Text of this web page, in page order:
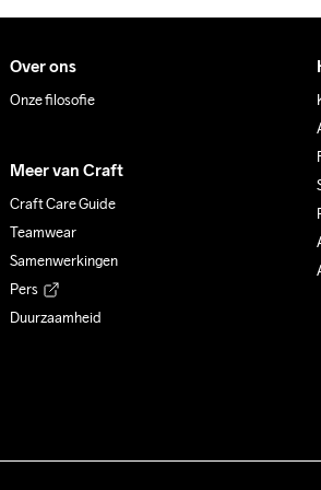
Over ons
Onze filosofie
Meer van Craft
Craft Care Guide
Teamwear
Samenwerkingen
Pers
Duurzaamheid